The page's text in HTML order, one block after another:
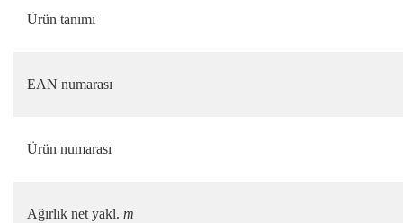
Ürün tanımı
EAN numarası
Ürün numarası
Ağırlık net yakl. m